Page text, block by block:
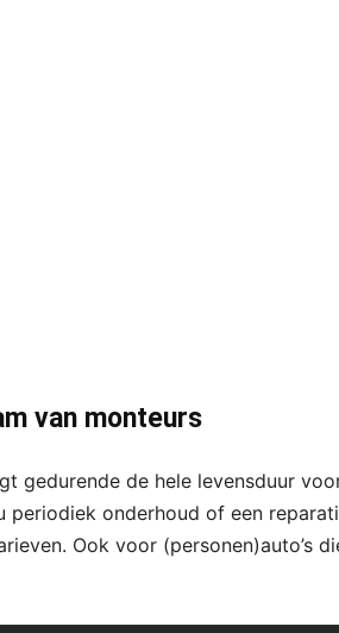
van monteurs
gedurende de hele levensduur
periodiek onderhoud of een
Ook voor (personen)auto’s